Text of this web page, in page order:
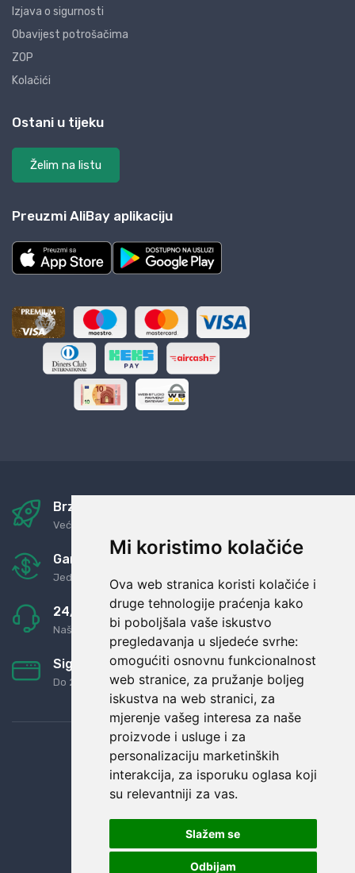
Mi koristimo kolačiće
Ova web stranica koristi kolačiće i
druge tehnologije praćenja kako
bi poboljšala vaše iskustvo
pregledavanja u sljedeće svrhe:
omogućiti osnovnu funkcionalnost
web stranice, za pružanje boljeg
iskustva na web stranici, za
mjerenje vašeg interesa za naše
proizvode i usluge i za
personalizaciju marketinških
interakcija, za isporuku oglasa koji
su relevantniji za vas.
Slažem se
Odbijam
Izjava o sigurnosti
Obavijest potrošačima
ZOP
Kolačići
Ostani u tijeku
Želim na listu
Preuzmi AliBay aplikaciju
Brza i sigurna dostava
Već za nekoliko dana kod vas
Garancija u povrat novaca
Jednostavno pravilo: Roba za novac
24/7 odlična podrška
Naši agenti uvijek na raspolaganju
Sigurno obročno plaćanje
Do 24 rata bez kamata